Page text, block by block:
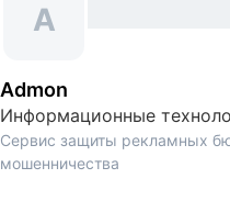
A
Admon
Информационные
Сервис защиты рекламных
мошенничества